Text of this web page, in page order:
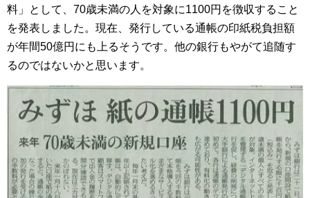
料」として、70歳未満の人を対象に1100円を徴収すること
を発表しました。現在、発行している通帳の印紙税負担額
が年間50億円にも上るそうです。他の銀行もやがて追随す
るのではないかと思います。